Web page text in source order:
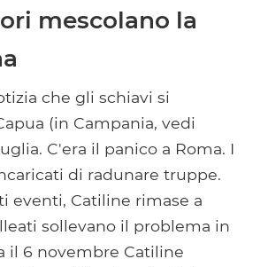
mescolano la
che gli schiavi si
(in Campania, vedi
C'era il panico a Roma. I
di radunare truppe.
eventi, Catiline rimase a
sollevano il problema in
il 6 novembre Catiline